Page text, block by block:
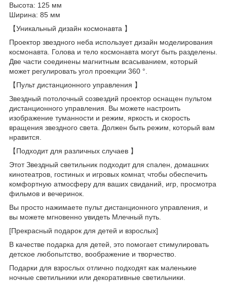
Высота: 125 мм
Ширина: 85 мм
【Уникальный дизайн космонавта 】
Проектор звездного неба использует дизайн моделирования
космонавта. Голова и тело космонавта могут быть разделены.
Две части соединены магнитным всасыванием, который
может регулировать угол проекции 360 °.
【Пульт дистанционного управления 】
Звездный потолочный созвездий проектор оснащен пультом
дистанционного управления. Вы можете настроить
изображение туманности и режим, яркость и скорость
вращения звездного света. Должен быть режим, который вам
нравится.
【Подходит для различных случаев 】
Этот Звездный светильник подходит для спален, домашних
кинотеатров, гостиных и игровых комнат, чтобы обеспечить
комфортную атмосферу для ваших свиданий, игр, просмотра
фильмов и вечеринок.
Вы просто нажимаете пульт дистанционного управления, и
вы можете мгновенно увидеть Млечный путь.
[Прекрасный подарок для детей и взрослых]
В качестве подарка для детей, это помогает стимулировать
детское любопытство, воображение и творчество.
Подарки для взрослых отлично подходят как маленькие
ночные светильники или декоративные светильники.